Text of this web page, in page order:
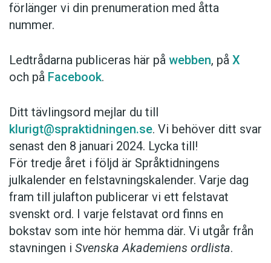
förlänger vi din prenumeration med åtta
nummer.
Ledtrådarna publiceras här på webben, på X
och på Facebook.
Ditt tävlingsord mejlar du till
klurigt@spraktidningen.se. Vi behöver ditt svar
senast den 8 januari 2024. Lycka till!
För tredje året i följd är Språktidningens
julkalender en felstavningskalender. Varje dag
fram till julafton publicerar vi ett felstavat
svenskt ord. I varje felstavat ord finns en
bokstav som inte hör hemma där. Vi utgår från
stavningen i Svenska Akademiens ordlista.